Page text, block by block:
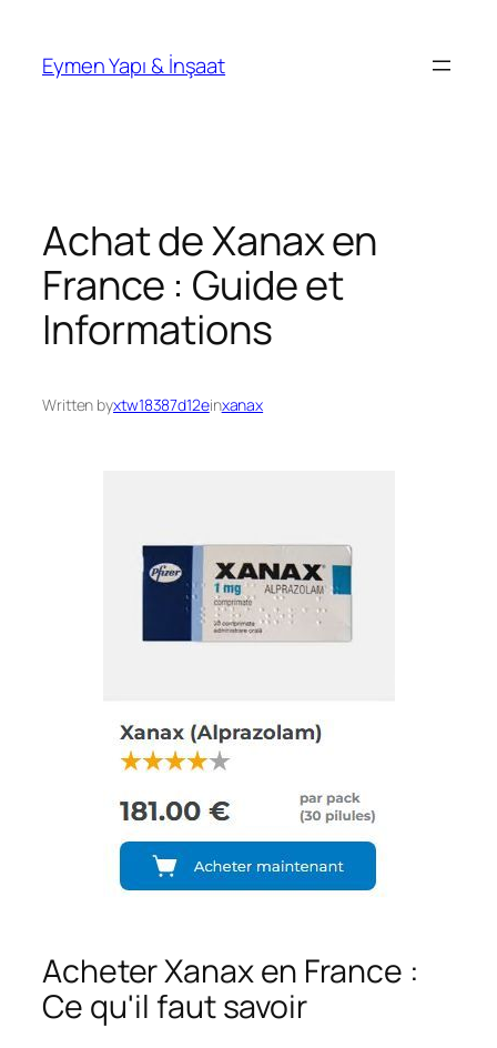
Eymen Yapı & İnşaat
Achat de Xanax en
France : Guide et
Informations
Written byxtw18387d12einxanax
Acheter Xanax en France :
Ce qu'il faut savoir